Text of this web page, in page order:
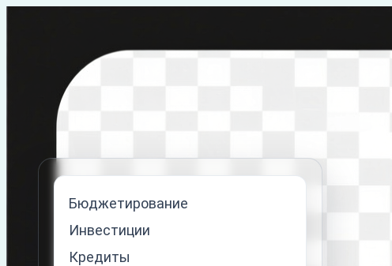
содержимому
Бюджетирование
Инвестиции
Кредиты